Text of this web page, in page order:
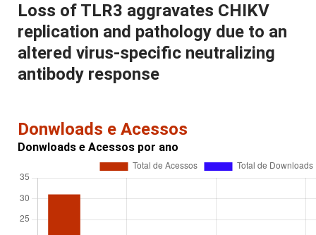
Loss of TLR3 aggravates CHIKV
replication and pathology due to an
altered virus-specific neutralizing
antibody response
Donwloads e Acessos
Donwloads e Acessos por ano